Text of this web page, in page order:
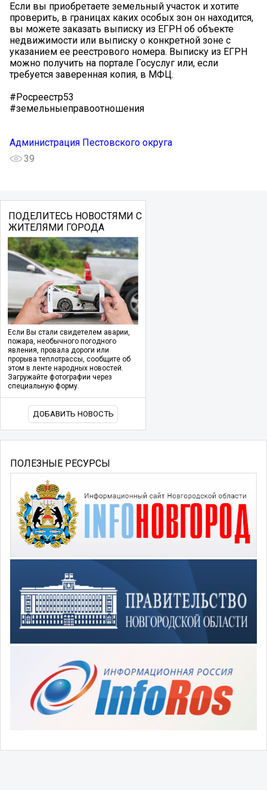
Если вы приобретаете земельный участок и хотите
проверить, в границах каких особых зон он находится,
вы можете заказать выписку из ЕГРН об объекте
недвижимости или выписку о конкретной зоне с
указанием ее реестрового номера. Выписку из ЕГРН
можно получить на портале Госуслуг или, если
требуется заверенная копия, в МФЦ.
#Росреестр53
#земельныеправоотношения
Администрация Пестовского округа
39
ПОДЕЛИТЕСЬ НОВОСТЯМИ С
ЖИТЕЛЯМИ ГОРОДА
Если Вы стали свидетелем аварии,
пожара, необычного погодного
явления, провала дороги или
прорыва теплотрассы, сообщите об
этом в ленте народных новостей.
Загружайте фотографии через
специальную форму.
ДОБАВИТЬ НОВОСТЬ
ПОЛЕЗНЫЕ РЕСУРСЫ